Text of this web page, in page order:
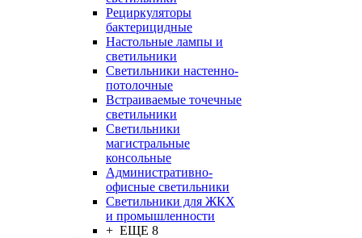
Рециркуляторы
бактерицидные
Настольные лампы и
светильники
Светильники настенно-
потолочные
Встраиваемые точечные
светильники
Светильники
магистральные
консольные
Административно-
офисные светильники
Светильники для ЖКХ
и промышленности
+ ЕЩЕ 8